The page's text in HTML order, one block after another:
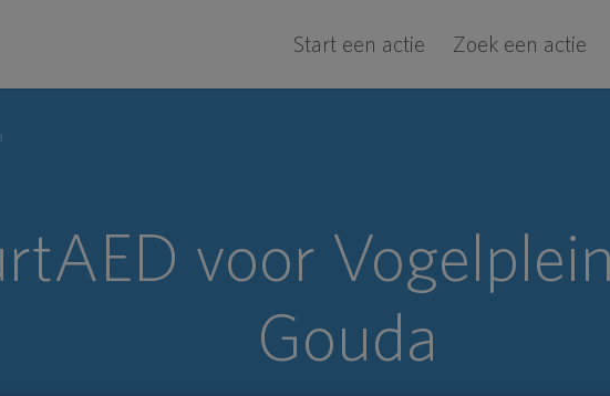
Start een actie Zoek een actie
voor
Gouda